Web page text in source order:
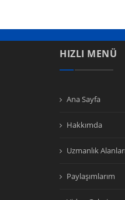
HIZLI MENÜ
Ana Sayfa
Hakkımda
Uzmanlık
Paylaşımlarım